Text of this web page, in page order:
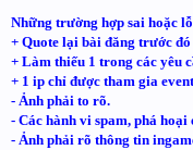
Những trường hợp sai hoặc
+ Quote lại bài đăng trước đó
+ Làm thiếu 1 trong các yêu
+ 1 ip chỉ được tham gia
- Ảnh phải to rõ.
- Các hành vi spam, phá
- Ảnh phải rõ thông tin